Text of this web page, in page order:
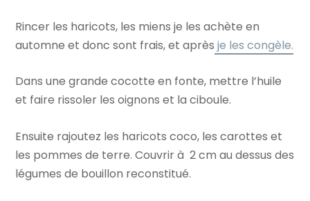
Rincer les haricots, les miens je les achète en
automne et donc sont frais, et après je les congèle.
Dans une grande cocotte en fonte, mettre l’huile
et faire rissoler les oignons et la ciboule.
Ensuite rajoutez les haricots coco, les carottes et
les pommes de terre. Couvrir à 2 cm au dessus des
légumes de bouillon reconstitué.